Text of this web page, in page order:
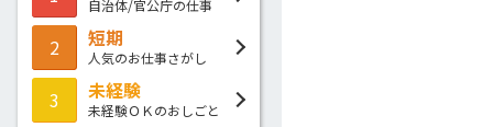
自治体/官公庁の仕事
2 短期
人気のお仕事さがし
3 未経験
未経験ＯＫのおしごと